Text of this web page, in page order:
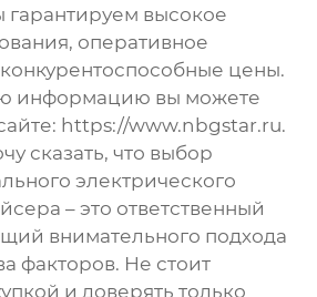
высокое
оперативное
цены.
информацию вы можете
https://www.nbgstar.ru.
сказать, что выбор
электрического
– это ответственный
внимательного подхода
факторов. Не стоит
и доверять только